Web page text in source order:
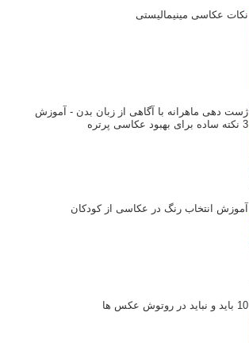
نکات عکاسی مینیمالیستی
ژست دهی ماهرانه با آگاهی از زبان بدن - آموزش
3 نکته ساده برای بهبود عکاسی پرتره
آموزش انتخاب رنگ در عکاسی از کودکان
10 باید و نباید در روتوش عکس ها